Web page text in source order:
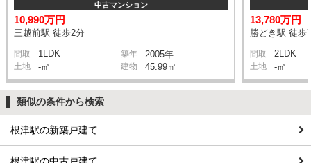
中古マンション
10,990万円
三越前駅 徒歩2分
間取 1LDK 築年 2005年
土地 -㎡ 建物 45.99㎡
13,780万円
勝どき駅 徒歩
間取 2LDK
土地 -㎡
類似の条件から検索
根津駅の新築戸建て